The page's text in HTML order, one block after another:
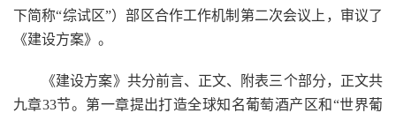
下简称“综试区”）部区合作工作机制第二次会议上，审议了
《建设方案》。
《建设方案》共分前言、正文、附表三个部分，正文共
九章33节。第一章提出打造全球知名葡萄酒产区和“世界葡